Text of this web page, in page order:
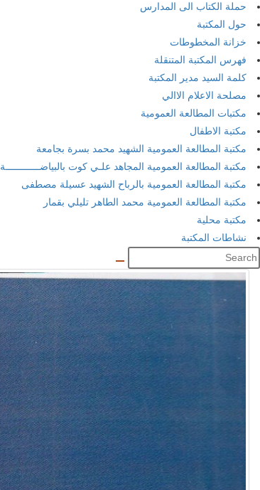
حملة الكتاب الى المدارس
حول المكتبة
خزانة المخطوطات
فهرس المكتبة المتنقلة
كلمة السيد مدير المكتبة
مصلحة الاعلام الاالي
مكتبات المطالعة العمومية
مكتبة الاطفال
مكتبة المطالعة العمومية الشهيد محمد بسرة بجامعة
مكتبة المطالعة العمومية المجاهد علـي كوت بالبياضــــــــــــة
مكتبة المطالعة العمومية بالرباح الشهيد عسيلة مصطفى
مكتبة المطالعة العمومية محمد الطاهر تليلي بقمار
مكتبة محلية
نشاطات المكتبة